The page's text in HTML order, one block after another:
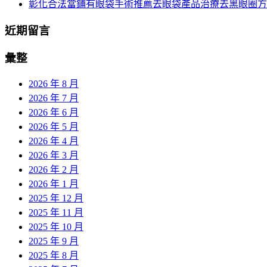
彰化合法當鋪有眼袋手術推薦去眼袋產品治療去黑眼圈
近期留言
彙整
2026 年 8 月
2026 年 7 月
2026 年 6 月
2026 年 5 月
2026 年 4 月
2026 年 3 月
2026 年 2 月
2026 年 1 月
2025 年 12 月
2025 年 11 月
2025 年 10 月
2025 年 9 月
2025 年 8 月